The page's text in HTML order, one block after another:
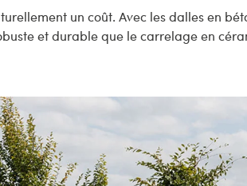
un coût. Avec les dalles en
et durable que le carrelage en